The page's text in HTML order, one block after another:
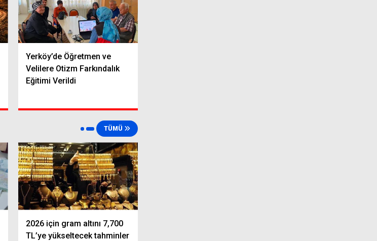
Yerköy’de Öğretmen ve
Velilere Otizm Farkındalık
Eğitimi Verildi
TÜMÜ
2026 için gram altını 7,700
TL’ye yükseltecek tahminler